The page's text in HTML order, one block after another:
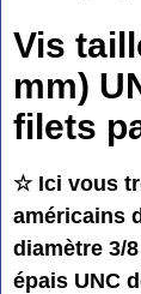
Vis
mm)
filets
☆ Ici vous
américains
diamètre 3/
épais UNC